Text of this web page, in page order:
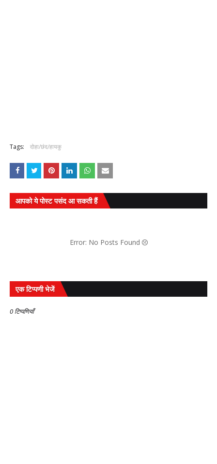
Tags: दोहा/छंद/हायकु
आपको ये पोस्ट पसंद आ सकती हैं
Error: No Posts Found
एक टिप्पणी भेजें
0 टिप्पणियाँ